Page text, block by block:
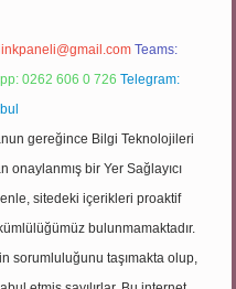
Teams:
0262 606 0 726 Telegram:
gereğince Bilgi Teknolojileri
onaylanmış bir Yer Sağlayıcı
sitedeki içerikleri proaktif
bulunmamaktadır.
sorumluluğunu taşımakta olup,